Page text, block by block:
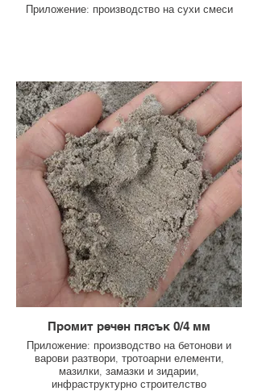
Приложение: производство на сухи смеси
Промит речен пясък 0/4 мм
Приложение: производство на бетонови и
варови разтвори, тротоарни елементи,
мазилки, замазки и зидарии,
инфраструктурно строителство